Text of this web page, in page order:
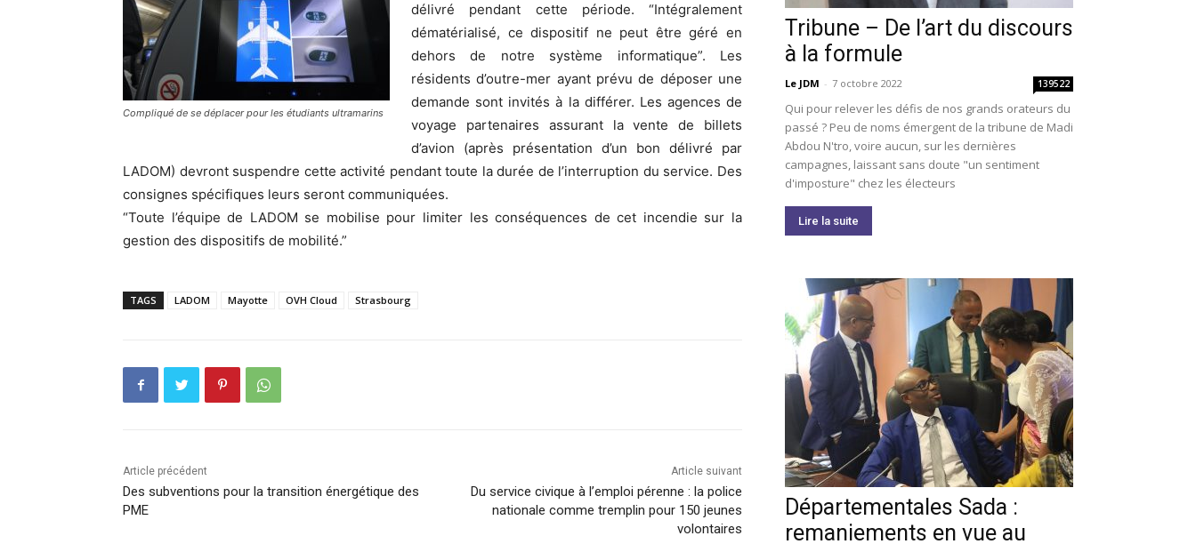
Compliqué de se déplacer pour les étudiants ultramarins
délivré pendant cette période. “Intégralement
dématérialisé, ce dispositif ne peut être géré en
dehors de notre système informatique”. Les
résidents d’outre-mer ayant prévu de déposer une
demande sont invités à la différer. Les agences de
voyage partenaires assurant la vente de billets
d’avion (après présentation d’un bon délivré par
LADOM) devront suspendre cette activité pendant toute la durée de l’interruption du service. Des
consignes spécifiques leurs seront communiquées.
“Toute l’équipe de LADOM se mobilise pour limiter les conséquences de cet incendie sur la
gestion des dispositifs de mobilité.”
TAGS LADOM Mayotte OVH Cloud Strasbourg
Article précédent
Des subventions pour la transition énergétique des
PME
Article suivant
Du service civique à l’emploi pérenne : la police
nationale comme tremplin pour 150 jeunes
volontaires
Tribune – De l’art du discours
à la formule
Le JDM - 7 octobre 2022 139522
Qui pour relever les défis de nos grands orateurs du
passé ? Peu de noms émergent de la tribune de Madi
Abdou N'tro, voire aucun, sur les dernières
campagnes, laissant sans doute "un sentiment
d'imposture" chez les électeurs
Lire la suite
Départementales Sada :
remaniements en vue au